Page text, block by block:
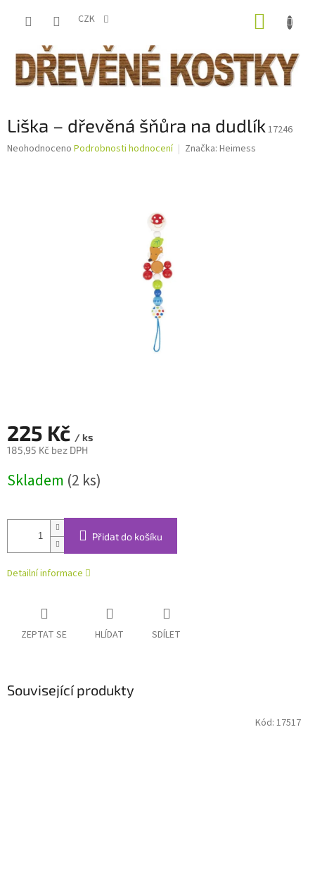
CZK
Liška – dřevěná šňůra na dudlík 17246
Průměrné
Neohodnoceno Podrobnosti hodnocení Značka: Heimess
225 Kč / ks
185,95 Kč bez DPH
cena:
Skladem (2 ks)
Přidat do košíku
Detailní informace
ZEPTAT SE HLÍDAT SDÍLET
Související produkty
Kód: 17517